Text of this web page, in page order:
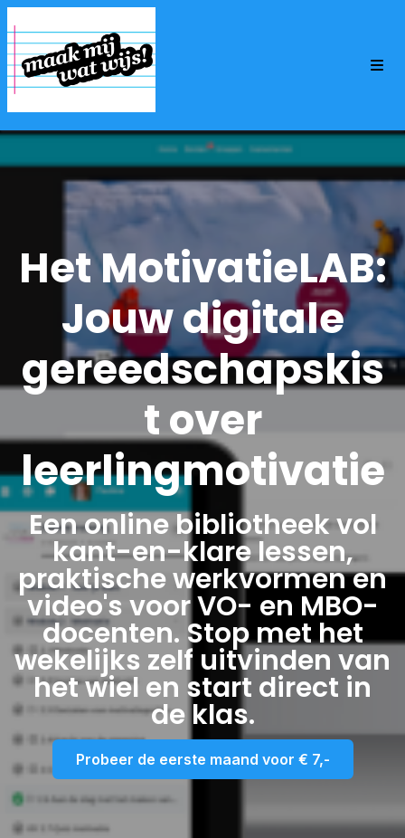
Het MotivatieLAB:
Jouw digitale
gereedschapskis
t over
leerlingmotivatie
Een online bibliotheek vol
kant-en-klare lessen,
praktische werkvormen en
video's voor VO- en MBO-
docenten. Stop met het
wekelijks zelf uitvinden van
het wiel en start direct in
de klas.
Probeer de eerste maand voor € 7,-